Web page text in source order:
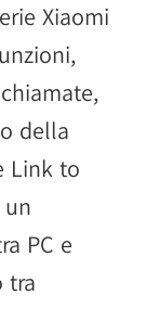
Xiaomi
della
Link to
PC e
tra